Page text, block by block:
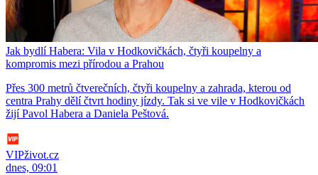
Jak bydlí Habera: Vila v Hodkovičkách, čtyři koupelny a
kompromis mezi přírodou a Prahou
Přes 300 metrů čtverečních, čtyři koupelny a zahrada, kterou od
centra Prahy dělí čtvrt hodiny jízdy. Tak si ve vile v Hodkovičkách
žijí Pavol Habera a Daniela Peštová.
VIPživot.cz
dnes, 09:01